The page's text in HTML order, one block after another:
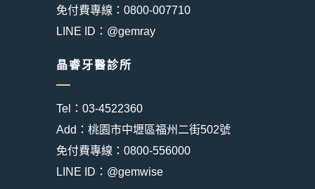
免付費專線：0800-007710
LINE ID：@gemray
晶睿牙醫診所
Tel：03-4522360
Add：桃園市中壢區福州二街502號
免付費專線：0800-556000
LINE ID：@gemwise